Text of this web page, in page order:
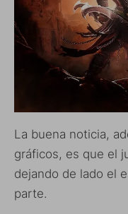
La buena noticia,
gráficos, es que el
dejando de lado el
parte.